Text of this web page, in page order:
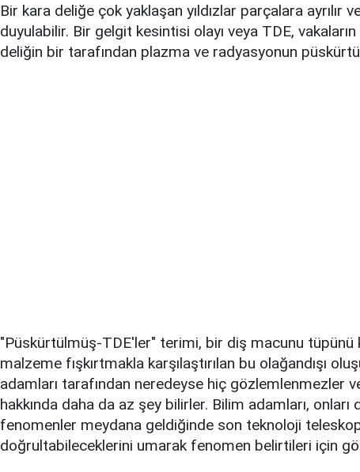
Bir kara deliğe çok yaklaşan yıldızlar parçalara ayrılır
duyulabilir. Bir gelgit kesintisi olayı veya TDE,
deliğin bir tarafından plazma ve radyasyonun
"Püskürtülmüş-TDE'ler" terimi, bir diş macunu tüpünü
malzeme fışkırtmakla karşılaştırılan bu olağandışı
adamları tarafından neredeyse hiç gözlemlenmezler
hakkında daha da az şey bilirler. Bilim adamları, onları
fenomenler meydana geldiğinde son teknoloji
doğrultabileceklerini umarak fenomen belirtileri için